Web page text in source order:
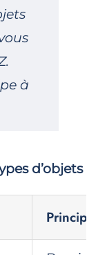
à
d’objets
Principe